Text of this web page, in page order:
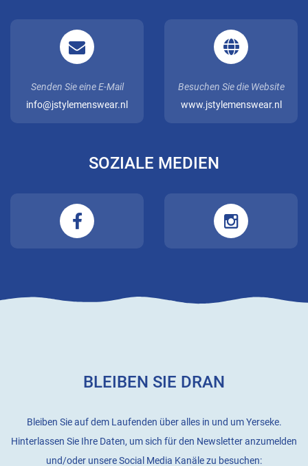
Senden Sie eine E-Mail
info@jstylemenswear.nl
Besuchen Sie die Website
www.jstylemenswear.nl
SOZIALE MEDIEN
BLEIBEN SIE DRAN
Bleiben Sie auf dem Laufenden über alles in und um Yerseke.
Hinterlassen Sie Ihre Daten, um sich für den Newsletter anzumelden
und/oder unsere Social Media Kanäle zu besuchen: